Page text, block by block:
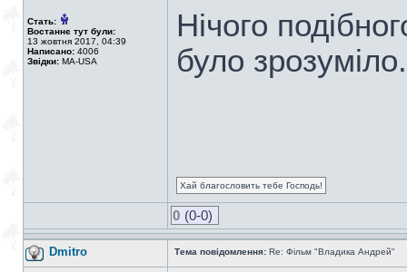
Стать:
Востаннє тут були:
13 жовтня 2017, 04:39
Написано: 4006
Звідки: MA-USA
Нічого
було
Хай благословить тебе Господь!
0 (0-0)
Dmitro Тема повідомлення: Re: Фільм "Владика Андрей"